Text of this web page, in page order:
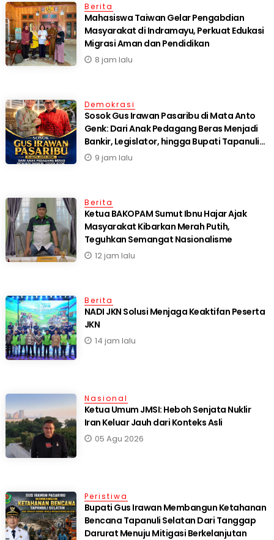
Berita
Mahasiswa Taiwan Gelar Pengabdian
Masyarakat di Indramayu, Perkuat Edukasi
Migrasi Aman dan Pendidikan
8 jam lalu
Demokrasi
Sosok Gus Irawan Pasaribu di Mata Anto
Genk: Dari Anak Pedagang Beras Menjadi
Bankir, Legislator, hingga Bupati Tapanuli
Selatan
9 jam lalu
Berita
Ketua BAKOPAM Sumut Ibnu Hajar Ajak
Masyarakat Kibarkan Merah Putih,
Teguhkan Semangat Nasionalisme
12 jam lalu
Berita
NADI JKN Solusi Menjaga Keaktifan Peserta
JKN
14 jam lalu
Nasional
Ketua Umum JMSI: Heboh Senjata Nuklir
Iran Keluar Jauh dari Konteks Asli
05 Agu 2026
Peristiwa
Bupati Gus Irawan Membangun Ketahanan
Bencana Tapanuli Selatan Dari Tanggap
Darurat Menuju Mitigasi Berkelanjutan